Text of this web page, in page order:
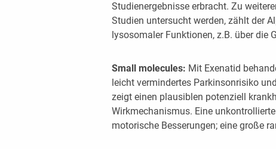
Studienergebnisse erbracht. Zu
Studien untersucht werden, zählt der
lysosomaler Funktionen, z.B. über die
Small molecules: Mit Exenatid
leicht vermindertes Parkinsonrisiko
zeigt einen plausiblen potenziell
Wirkmechanismus. Eine
motorische Besserungen; eine große